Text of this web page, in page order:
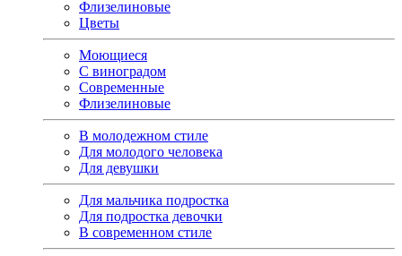
Флизелиновые
Цветы
Моющиеся
С виноградом
Современные
Флизелиновые
В молодежном стиле
Для молодого человека
Для девушки
Для мальчика подростка
Для подростка девочки
В современном стиле